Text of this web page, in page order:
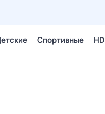
Спортивные HD